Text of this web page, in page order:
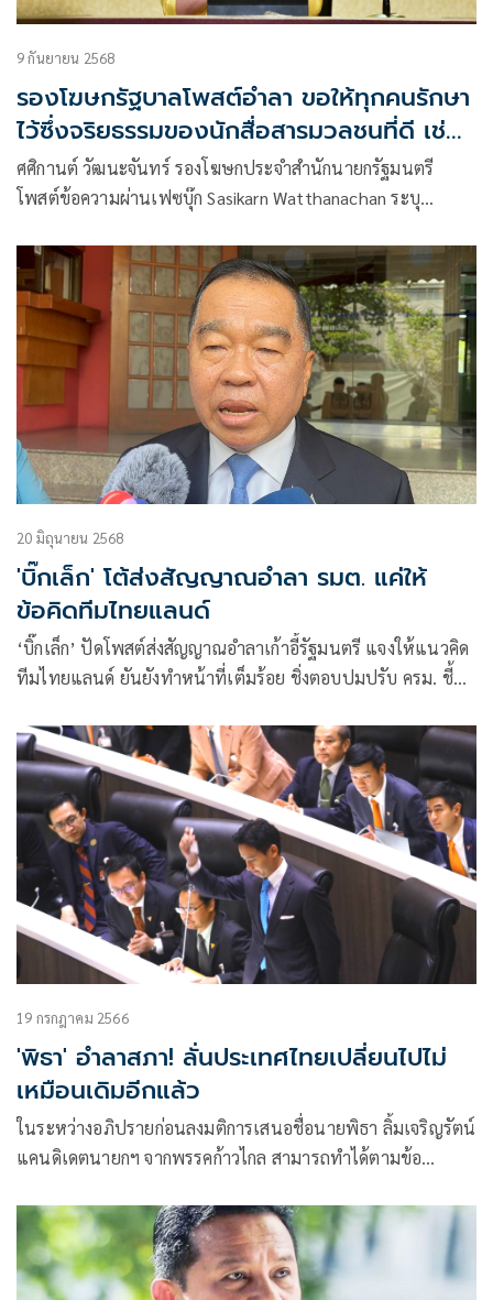
9 กันยายน 2568
รองโฆษกรัฐบาลโพสต์อำลา ขอให้ทุกคนรักษา
ไว้ซึ่งจริยธรรมของนักสื่อสารมวลชนที่ดี เช่นนี้
ตลอดไป
ศศิกานต์ วัฒนะจันทร์ รองโฆษกประจำสำนักนายกรัฐมนตรี
โพสต์ข้อความผ่านเฟซบุ๊ก Sasikarn Watthanachan ระบุ
20 มิถุนายน 2568
'บิ๊กเล็ก' โต้ส่งสัญญาณอำลา รมต. แค่ให้
ข้อคิดทีมไทยแลนด์
‘บิ๊กเล็ก’ ปัดโพสต์ส่งสัญญาณอำลาเก้าอี้รัฐมนตรี แจงให้แนวคิด
ทีมไทยแลนด์ ยันยังทำหน้าที่เต็มร้อย ชิ่งตอบปมปรับ ครม. ชี้
19 กรกฎาคม 2566
'พิธา' อำลาสภา! ลั่นประเทศไทยเปลี่ยนไปไม่
เหมือนเดิมอีกแล้ว
ในระหว่างอภิปรายก่อนลงมติการเสนอชื่อนายพิธา ลิ้มเจริญรัตน์
แคนดิเดตนายกฯ จากพรรคก้าวไกล สามารถทำได้ตามข้อ
ถือเป็นญัตติหรือไม่